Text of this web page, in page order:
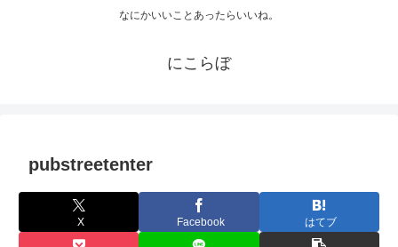
なにかいいことあったらいいね。
にこらぼ
pubstreetenter
X Facebook はてブ